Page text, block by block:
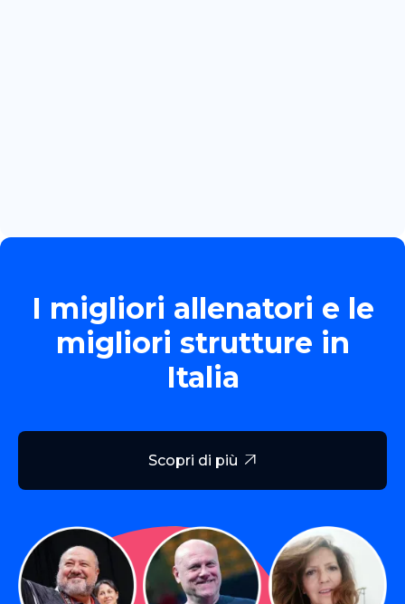
I migliori allenatori e le
migliori strutture in
Italia
Scopri di più 